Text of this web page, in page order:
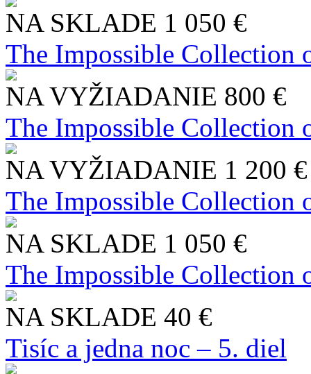
NA SKLADE 1 050 €
The Impossible Collection
NA VYŽIADANIE 800 €
The Impossible Collection
NA VYŽIADANIE 1 200 €
The Impossible Collection
NA SKLADE 1 050 €
The Impossible Collection
NA SKLADE 40 €
Tisíc a jedna noc – 5. diel